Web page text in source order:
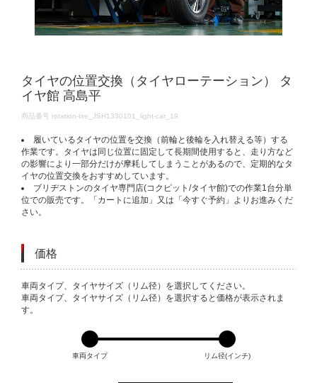
タイヤの位置交換（タイヤローテーション） タ
イヤ館 高島平
DETAILS
商品番号 rotation-tire_JSH1330101_light-car_19
履いているタイヤの位置を交換（前輪と後輪を入れ替える等）する
作業です。タイヤは同じ位置に固定して長期間使用すると、走り方など
の影響により一部分だけが摩耗してしまうことがあるので、定期的なタ
イヤの位置交換をおすすめしています。
ブリヂストンのタイヤ専門店(コクピット/タイヤ館)での作業1台分単
位での販売です。「カートに追加」又は「今すぐ予約」よりお進みくだ
さい。
価格
VARIATIONS
車両タイプ、タイヤサイズ（リム径）を選択してください。
車両タイプ、タイヤサイズ（リム径）を選択すると価格が表示されま
す。
車両タイプ リム径(インチ)